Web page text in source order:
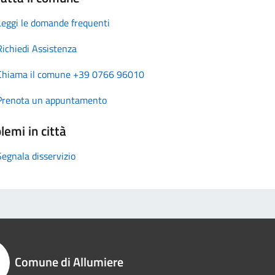
le domande frequenti
Assistenza
il comune +39 0766 96010
un appuntamento
in città
disservizio
Comune di Allumiere